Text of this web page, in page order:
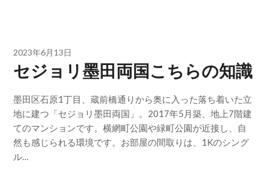
2023年6月13日
セジョリ墨田両国こちらの知識
墨田区石原1丁目、蔵前橋通りから奥に入った落ち着いた立
地に建つ「セジョリ墨田両国」。2017年5月築、地上7階建
てのマンションです。横網町公園や緑町公園が近接し、自
然も感じられる環境です。お部屋の間取りは、1Kのシング
ル…